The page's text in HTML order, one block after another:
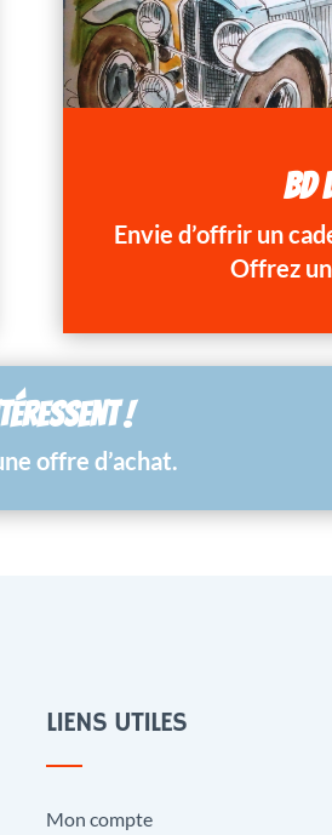
BD
Envie d’offrir un
Offrez
!
offre d’achat.
LIENS UTILES
Mon compte